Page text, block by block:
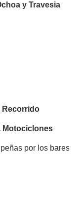
y Travesia
Recorrido
Motociclones
por los bares